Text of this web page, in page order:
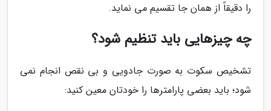
را دقیقاً از همان جا تقسیم می نماید.
چه چیزهایی باید تنظیم شود؟
تشخیص سکوت به صورت جادویی و بی نقص انجام نمی
شود؛ باید بعضی پارامترها را خودتان معین کنید: